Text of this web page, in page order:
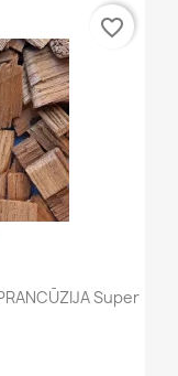
Super
favorite_border